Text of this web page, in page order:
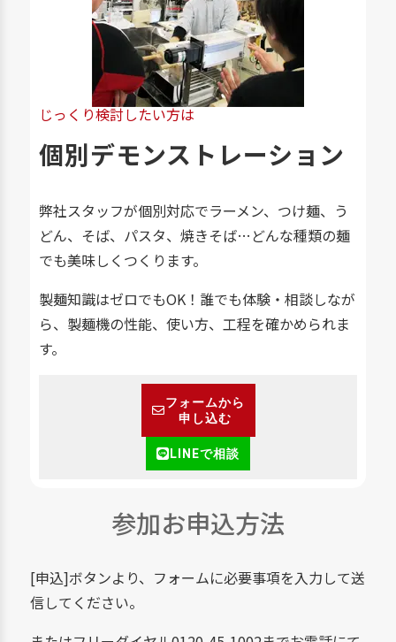
じっくり検討したい方は
個別デモンストレーション
弊社スタッフが個別対応でラーメン、つけ麺、う
どん、そば、パスタ、焼きそば…どんな種類の麺
でも美味しくつくります。
製麺知識はゼロでもOK！誰でも体験・相談しなが
ら、製麺機の性能、使い方、工程を確かめられま
す。
フォームから
申し込む
LINEで相談
参加お申込方法
[申込]ボタンより、フォームに必要事項を入力して送
信してください。